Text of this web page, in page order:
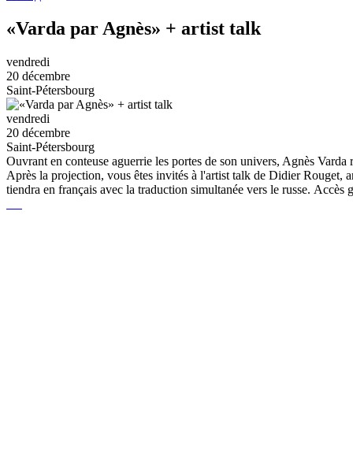
«Varda par Agnès» + artist talk
vendredi
20 décembre
Saint-Pétersbourg
vendredi
20 décembre
Saint-Pétersbourg
Ouvrant en conteuse aguerrie les portes de son univers, Agnès
Après la projection, vous êtes invités à l'artist talk de Didier Rouget,
tiendra en français avec la traduction simultanée vers le russe.